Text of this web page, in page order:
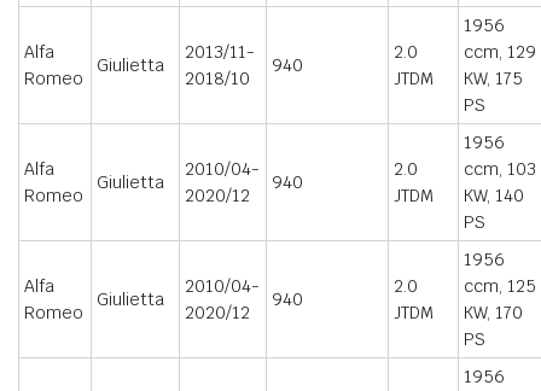
Alfa
Romeo
Giulietta
2013/11-
2018/10
940
2.0
JTDM
1956
ccm, 129
KW, 175
PS
Alfa
Romeo
Giulietta
2010/04-
2020/12
940
2.0
JTDM
1956
ccm, 103
KW, 140
PS
Alfa
Romeo
Giulietta
2010/04-
2020/12
940
2.0
JTDM
1956
ccm, 125
KW, 170
PS
1956